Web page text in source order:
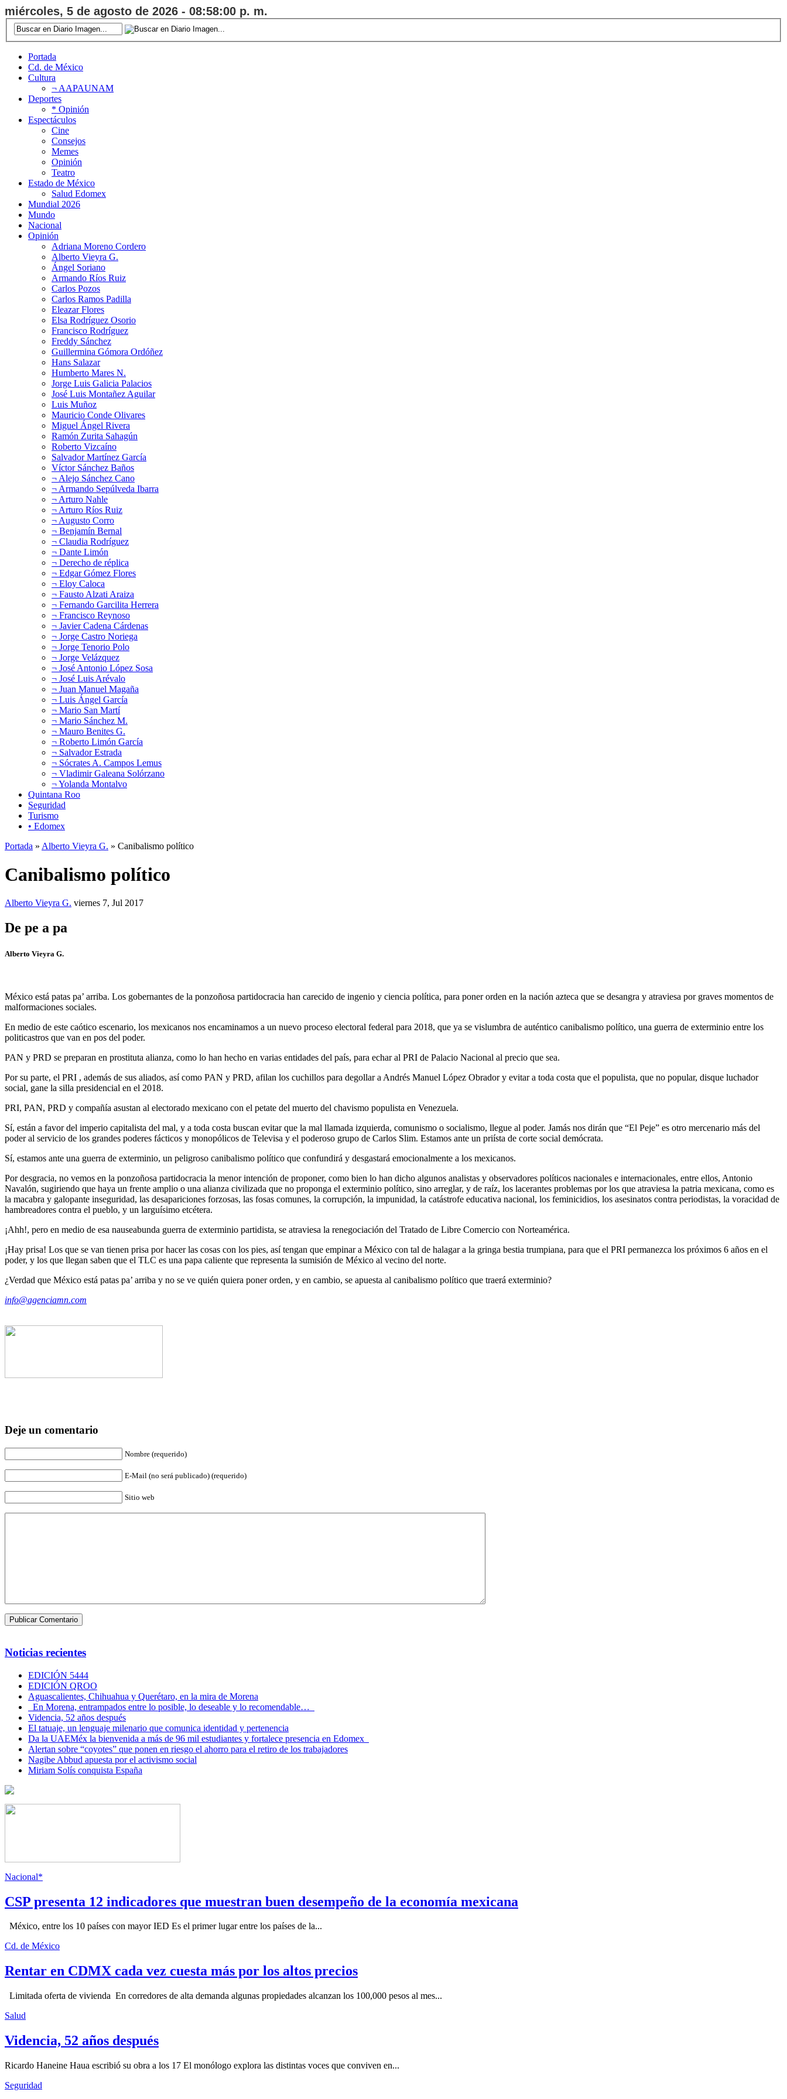
miércoles, 5 de agosto de 2026 - 08:58:00 p. m.
Portada
Cd. de México
Cultura
¬ AAPAUNAM
Deportes
* Opinión
Espectáculos
Cine
Consejos
Memes
Opinión
Teatro
Estado de México
Salud Edomex
Mundial 2026
Mundo
Nacional
Opinión
Adriana Moreno Cordero
Alberto Vieyra G.
Ángel Soriano
Armando Ríos Ruiz
Carlos Pozos
Carlos Ramos Padilla
Eleazar Flores
Elsa Rodríguez Osorio
Francisco Rodríguez
Freddy Sánchez
Guillermina Gómora Ordóñez
Hans Salazar
Humberto Mares N.
Jorge Luis Galicia Palacios
José Luis Montañez Aguilar
Luis Muñoz
Mauricio Conde Olivares
Miguel Ángel Rivera
Ramón Zurita Sahagún
Roberto Vizcaíno
Salvador Martínez García
Víctor Sánchez Baños
¬ Alejo Sánchez Cano
¬ Armando Sepúlveda Ibarra
¬ Arturo Nahle
¬ Arturo Ríos Ruiz
¬ Augusto Corro
¬ Benjamín Bernal
¬ Claudia Rodríguez
¬ Dante Limón
¬ Derecho de réplica
¬ Edgar Gómez Flores
¬ Eloy Caloca
¬ Fausto Alzati Araiza
¬ Fernando Garcilita Herrera
¬ Francisco Reynoso
¬ Javier Cadena Cárdenas
¬ Jorge Castro Noriega
¬ Jorge Tenorio Polo
¬ Jorge Velázquez
¬ José Antonio López Sosa
¬ José Luis Arévalo
¬ Juan Manuel Magaña
¬ Luis Ángel García
¬ Mario San Martí
¬ Mario Sánchez M.
¬ Mauro Benites G.
¬ Roberto Limón García
¬ Salvador Estrada
¬ Sócrates A. Campos Lemus
¬ Vladimir Galeana Solórzano
¬ Yolanda Montalvo
Quintana Roo
Seguridad
Turismo
• Edomex
Portada » Alberto Vieyra G. » Canibalismo político
Canibalismo político
Alberto Vieyra G. viernes 7, Jul 2017
De pe a pa
Alberto Vieyra G.
México está patas pa’ arriba. Los gobernantes de la ponzoñosa partidocracia han carecido de ingenio y ciencia política, para poner orden en la nación azteca que se desangra y atraviesa por graves momentos de
malformaciones sociales.
En medio de este caótico escenario, los mexicanos nos encaminamos a un nuevo proceso electoral federal para 2018, que ya se vislumbra de auténtico canibalismo político, una guerra de exterminio entre los
politicastros que van en pos del poder.
PAN y PRD se preparan en prostituta alianza, como lo han hecho en varias entidades del país, para echar al PRI de Palacio Nacional al precio que sea.
Por su parte, el PRI , además de sus aliados, así como PAN y PRD, afilan los cuchillos para degollar a Andrés Manuel López Obrador y evitar a toda costa que el populista, que no popular, disque luchador
social, gane la silla presidencial en el 2018.
PRI, PAN, PRD y compañía asustan al electorado mexicano con el petate del muerto del chavismo populista en Venezuela.
Sí, están a favor del imperio capitalista del mal, y a toda costa buscan evitar que la mal llamada izquierda, comunismo o socialismo, llegue al poder. Jamás nos dirán que “El Peje” es otro mercenario más del
poder al servicio de los grandes poderes fácticos y monopólicos de Televisa y el poderoso grupo de Carlos Slim. Estamos ante un priísta de corte social demócrata.
Sí, estamos ante una guerra de exterminio, un peligroso canibalismo político que confundirá y desgastará emocionalmente a los mexicanos.
Por desgracia, no vemos en la ponzoñosa partidocracia la menor intención de proponer, como bien lo han dicho algunos analistas y observadores políticos nacionales e internacionales, entre ellos, Antonio
Navalón, sugiriendo que haya un frente amplio o una alianza civilizada que no proponga el exterminio político, sino arreglar, y de raíz, los lacerantes problemas por los que atraviesa la patria mexicana, como es
la macabra y galopante inseguridad, las desapariciones forzosas, las fosas comunes, la corrupción, la impunidad, la catástrofe educativa nacional, los feminicidios, los asesinatos contra periodistas, la voracidad de
hambreadores contra el pueblo, y un larguísimo etcétera.
¡Ahh!, pero en medio de esa nauseabunda guerra de exterminio partidista, se atraviesa la renegociación del Tratado de Libre Comercio con Norteamérica.
¡Hay prisa! Los que se van tienen prisa por hacer las cosas con los pies, así tengan que empinar a México con tal de halagar a la gringa bestia trumpiana, para que el PRI permanezca los próximos 6 años en el
poder, y los que llegan saben que el TLC es una papa caliente que representa la sumisión de México al vecino del norte.
¿Verdad que México está patas pa’ arriba y no se ve quién quiera poner orden, y en cambio, se apuesta al canibalismo político que traerá exterminio?
info@agenciamn.com
Deje un comentario
Nombre (requerido)
E-Mail (no será publicado) (requerido)
Sitio web
Noticias recientes
EDICIÓN 5444
EDICIÓN QROO
Aguascalientes, Chihuahua y Querétaro, en la mira de Morena
En Morena, entrampados entre lo posible, lo deseable y lo recomendable…
Videncia, 52 años después
El tatuaje, un lenguaje milenario que comunica identidad y pertenencia
Da la UAEMéx la bienvenida a más de 96 mil estudiantes y fortalece presencia en Edomex
Alertan sobre “coyotes” que ponen en riesgo el ahorro para el retiro de los trabajadores
Nagibe Abbud apuesta por el activismo social
Miriam Solís conquista España
Nacional*
CSP presenta 12 indicadores que muestran buen desempeño de la economía mexicana
México, entre los 10 países con mayor IED Es el primer lugar entre los países de la...
Cd. de México
Rentar en CDMX cada vez cuesta más por los altos precios
Limitada oferta de vivienda En corredores de alta demanda algunas propiedades alcanzan los 100,000 pesos al mes...
Salud
Videncia, 52 años después
Ricardo Haneine Haua escribió su obra a los 17 El monólogo explora las distintas voces que conviven en...
Seguridad